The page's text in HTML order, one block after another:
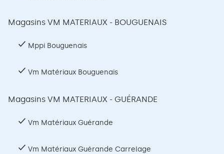
Magasins VM MATERIAUX - BOUGUENAIS
Mppi Bouguenais
Vm Matériaux Bouguenais
Magasins VM MATERIAUX - GUÉRANDE
Vm Matériaux Guérande
Vm Matériaux Guérande Carrelage